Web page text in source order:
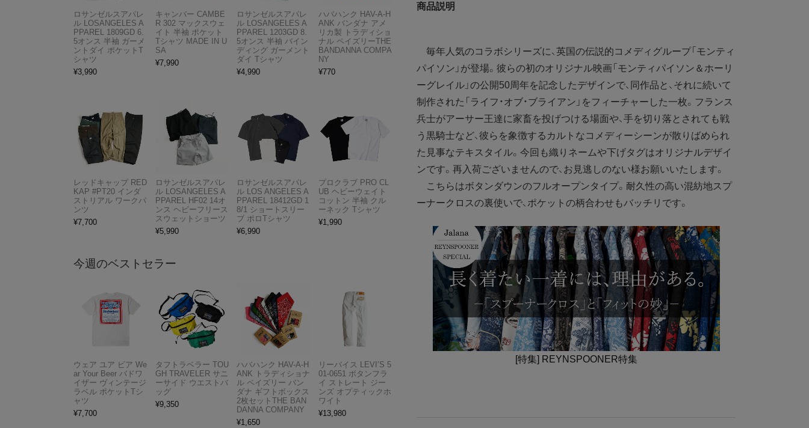
商品説明
毎年人気のコラボシリーズに、英国の伝説的コメディグループ「モンティ
パイソン」が登場。彼らの初のオリジナル映画「モンティパイソン＆ホーリ
ーグレイル」の公開50周年を記念したデザインで、同作品と、それに続いて
制作された「ライフ・オブ・ブライアン」をフィーチャーした一枚。フランス
兵士がアーサー王達に家畜を投げつける場面や、手を切り落とされても戦
う黒騎士など、彼らを象徴するカルトなコメディーシーンが散りばめられ
た見事なテキスタイル。今回も織りネームや下げタグはオリジナルデザイ
ンです。再入荷ございませんので、お見逃しのない様お願いいたします。
こちらはボタンダウンのフルオープンタイプ。耐久性の高い混紡地スプ
ーナークロスの裏使いで、ポケットの柄合わせもバッチリです。
[特集] REYNSPOONER特集
ロサンゼルスアパレ
ル LOSANGELES A
PPAREL 1809GD 6.
5オンス 半袖 ガーメ
ントダイ ポケットT
シャツ
¥3,990
キャンバー CAMBE
R 302 マックスウェ
イト 半袖 ポケット
Tシャツ MADE IN U
SA
¥7,990
ロサンゼルスアパレ
ル LOSANGELES A
PPAREL 1203GD 8.
5オンス 半袖 バイン
ディング ガーメント
ダイ Tシャツ
¥4,990
ハバハンク HAV-A-H
ANK バンダナ アメ
リカ製 トラディショ
ナル ペイズリーTHE
BANDANNA COMPA
NY
¥770
レッドキャップ RED
KAP #PT20 インダ
ストリアル ワークパ
ンツ
¥7,700
ロサンゼルスアパレ
ル LOSANGELES A
PPAREL HF02 14オ
ンス ヘビーフリース
スウェットショーツ
¥5,990
ロサンゼルスアパレ
ル LOS ANGELES A
PPAREL 18412GD 1
8/1 ショートスリー
ブ ポロTシャツ
¥6,990
プロクラブ PRO CL
UB ヘビーウェイト
コットン 半袖 クル
ーネック Tシャツ
¥1,990
今週のベストセラー
ウェア ユア ビア We
ar Your Beer バドワ
イザー ヴィンテージ
ラベル ポケットTシ
ャツ
¥7,700
タフトラベラー TOU
GH TRAVELER サニ
ーサイド ウエストバ
ッグ
¥9,350
ハバハンク HAV-A-H
ANK トラディショナ
ル ペイズリー バン
ダナ ギフトボックス
2枚セットTHE BAN
DANNA COMPANY
¥1,650
リーバイス LEVI’S 5
01-0651 ボタンフラ
イ ストレート ジー
ンズ オプティックホ
ワイト
¥13,980